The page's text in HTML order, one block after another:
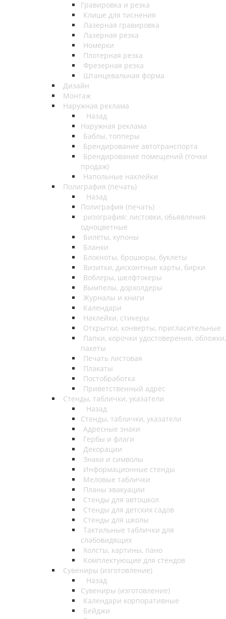
Гравировка и резка
Клише для тиснения
Лазерная гравировка
Лазерная резка
Номерки
Плотерная резка
Фрезерная резка
Штанцевальная форма
Дизайн
Монтаж
Наружная реклама
Назад
Наружная реклама
Баблы, топперы
Брендирование автотранспорта
Брендирование помещений (точки
продаж)
Напольные наклейки
Полиграфия (печать)
Назад
Полиграфия (печать)
ризография: листовки, обьявления
одноцветные
Билеты, купоны
Бланки
Блокноты, брошюры, буклеты
Визитки, дисконтные карты, бирки
Воблеры, шелфтокеры
Вымпелы, дорхолдеры
Журналы и книги
Календари
Наклейки, стикеры
Открытки, конверты, пригласительные
Папки, корочки удостоверения, обложки,
пакеты
Печать листовая
Плакаты
Постобработка
Приветственный адрес
Стенды, таблички, указатели
Назад
Стенды, таблички, указатели
Адресные знаки
Гербы и флаги
Декорации
Знаки и символы
Информационные стенды
Меловые таблички
Планы эвакуации
Стенды для автошкол
Стенды для детских садов
Стенды для школы
Тактильные таблички для
слабовидящих
Холсты, картины, пано
Комплектующие для стендов
Сувениры (изготовление)
Назад
Сувениры (изготовление)
Календари корпоративные
Бейджи